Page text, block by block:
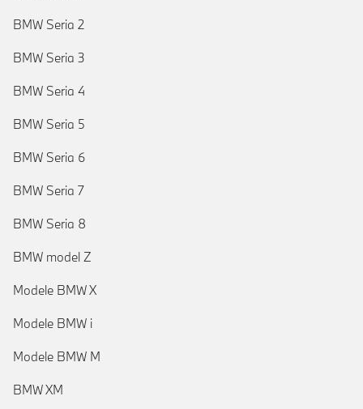
BMW Seria 2
BMW Seria 3
BMW Seria 4
BMW Seria 5
BMW Seria 6
BMW Seria 7
BMW Seria 8
BMW model Z
Modele BMW X
Modele BMW i
Modele BMW M
BMW XM